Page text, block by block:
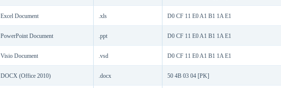
Excel Document .xls D0 CF 11 E0 A1 B1 1A E1
PowerPoint Document .ppt D0 CF 11 E0 A1 B1 1A E1
Visio Document .vsd D0 CF 11 E0 A1 B1 1A E1
DOCX (Office 2010) .docx 50 4B 03 04 [PK]